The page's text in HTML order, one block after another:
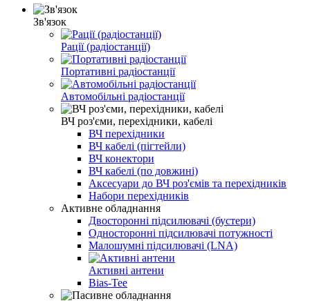
Зв'язок
Рації (радіостанції)
Портативні радіостанції
Автомобільні радіостанції
ВЧ роз'єми, перехідники, кабелі
ВЧ перехідники
ВЧ кабелі (пігтейли)
ВЧ конектори
ВЧ кабелі (по довжині)
Аксесуари до ВЧ роз'ємів та перехідників
Набори перехідників
Активне обладнання
Двосторонні підсилювачі (бустери)
Односторонні підсилювачі потужності
Малошумні підсилювачі (LNA)
Активні антени
Bias-Tee